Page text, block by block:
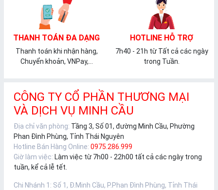
THANH TOÁN ĐA DẠNG
Thanh toán khi nhận hàng,
Chuyển khoản, VNPay,...
HOTLINE HỖ TRỢ
7h40 - 21h từ Tất cả các ngày
trong Tuần.
CÔNG TY CỔ PHẦN THƯƠNG MẠI
VÀ DỊCH VỤ MINH CẦU
Địa chỉ văn phòng: Tầng 3, Số 01, đường Minh Cầu, Phường
Phan Đình Phùng, Tỉnh Thái Nguyên
Hotline Bán Hàng Online: 0975.286.999
Giờ làm việc: Làm việc từ 7h00 - 22h00 tất cả các ngày trong
tuần, kể cả lễ tết.
Chi Nhánh 1 : Số 1, Đ.Minh Cầu, P.Phan Đình Phùng, Tỉnh Thái